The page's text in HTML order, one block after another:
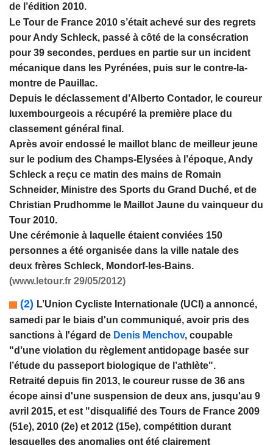
de l’édition 2010.
Le Tour de France 2010 s’était achevé sur des regrets
pour Andy Schleck, passé à côté de la consécration
pour 39 secondes, perdues en partie sur un incident
mécanique dans les Pyrénées, puis sur le contre-la-
montre de Pauillac.
Depuis le déclassement d’Alberto Contador, le coureur
luxembourgeois a récupéré la première place du
classement général final.
Après avoir endossé le maillot blanc de meilleur jeune
sur le podium des Champs-Elysées à l’époque, Andy
Schleck a reçu ce matin des mains de Romain
Schneider, Ministre des Sports du Grand Duché, et de
Christian Prudhomme le Maillot Jaune du vainqueur du
Tour 2010.
Une cérémonie à laquelle étaient conviées 150
personnes a été organisée dans la ville natale des
deux frères Schleck, Mondorf-les-Bains.
(www.letour.fr 29/05/2012)
(2) L’Union Cycliste Internationale (UCI) a annoncé,
samedi par le biais d'un communiqué, avoir pris des
sanctions à l'égard de Denis Menchov, coupable
"d’une violation du règlement antidopage basée sur
l’étude du passeport biologique de l’athlète".
Retraité depuis fin 2013, le coureur russe de 36 ans
écope ainsi d'une suspension de deux ans, jusqu'au 9
avril 2015, et est "disqualifié des Tours de France 2009
(51e), 2010 (2e) et 2012 (15e), compétition durant
lesquelles des anomalies ont été clairement